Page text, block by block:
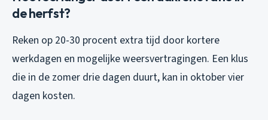
de herfst?
Reken op 20-30 procent extra tijd door kortere
werkdagen en mogelijke weersvertragingen. Een klus
die in de zomer drie dagen duurt, kan in oktober vier
dagen kosten.